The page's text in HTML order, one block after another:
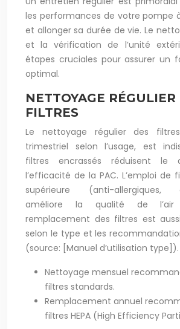
les performances de votre pompe
et allonger sa durée de vie. Le
et la vérification de l’unité
étapes cruciales pour assurer un
optimal.
NETTOYAGE RÉGULIER
FILTRES
Le nettoyage régulier des
trimestriel selon l’usage, est
filtres encrassés réduisent le
l’efficacité de la PAC. L’emploi de
supérieure (anti-allergiques,
améliore la qualité de l’air
remplacement des filtres est
selon le type et les
(source: [Manuel d’utilisation type]).
Nettoyage mensuel
filtres standards.
Remplacement annuel
filtres HEPA (High Efficiency